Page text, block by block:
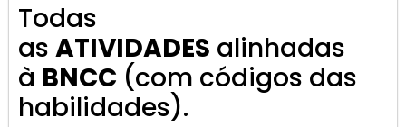
Todas
as ATIVIDADES alinhadas
à BNCC (com códigos das
habilidades).